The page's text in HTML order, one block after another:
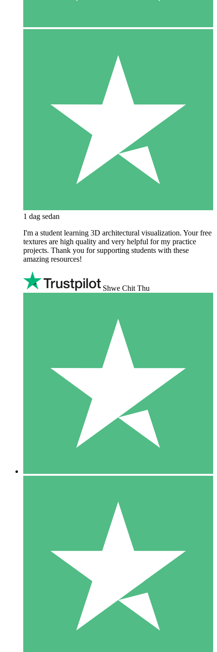
1 dag sedan
I'm a student learning 3D architectural visualization. Your free
textures are high quality and very helpful for my practice
projects. Thank you for supporting students with these
amazing resources!
Shwe Chit Thu